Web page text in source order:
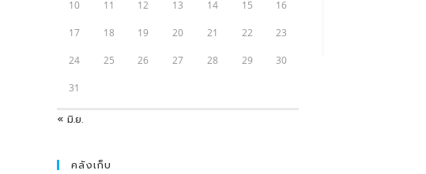
10 11 12 13 14 15 16
17 18 19 20 21 22 23
24 25 26 27 28 29 30
31
« มิ.ย.
คลังเก็บ